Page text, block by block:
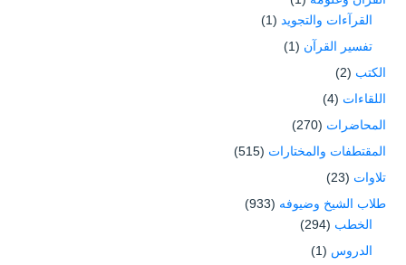
القرآءات والتجويد (1)
تفسير القرآن (1)
الكتب (2)
اللقاءات (4)
المحاضرات (270)
المقتطفات والمختارات (515)
تلاوات (23)
طلاب الشيخ وضيوفه (933)
الخطب (294)
الدروس (1)